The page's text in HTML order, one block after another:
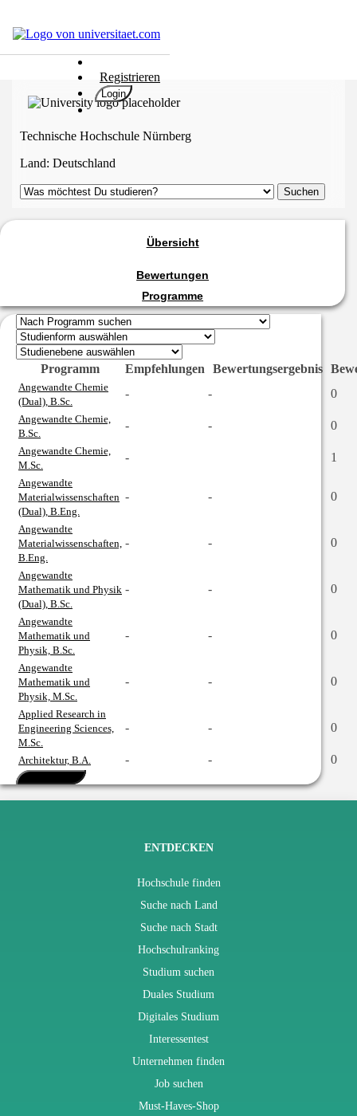
Registrieren
Login
Hochschulen
Karriere
Populär
Rate
&
Win
Technische Hochschule Nürnberg
Land: Deutschland
Übersicht
Bewertungen
Programme
Programm Empfehlungen Bewertungsergebnis
Angewandte Chemie
(Dual), B.Sc.
- - 0
Angewandte Chemie,
B.Sc.
- - 0
Angewandte Chemie,
M.Sc.
- 1
Angewandte
Materialwissenschaften
(Dual), B.Eng.
- - 0
Angewandte
Materialwissenschaften,
B.Eng.
- - 0
Angewandte
Mathematik und Physik
(Dual), B.Sc.
- - 0
Angewandte
Mathematik und
Physik, B.Sc.
- - 0
Angewandte
Mathematik und
Physik, M.Sc.
- - 0
Applied Research in
Engineering Sciences,
M.Sc.
- - 0
Architektur, B.A. - - 0
Mehr anzeigen
ENTDECKEN
Hochschule finden
Suche nach Land
Suche nach Stadt
Hochschulranking
Studium suchen
Duales Studium
Digitales Studium
Interessentest
Unternehmen finden
Job suchen
Must-Haves-Shop